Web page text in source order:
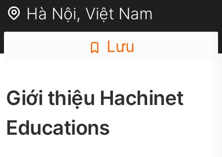
Hà Nội, Việt Nam
Lưu
Giới thiệu Hachinet
Educations